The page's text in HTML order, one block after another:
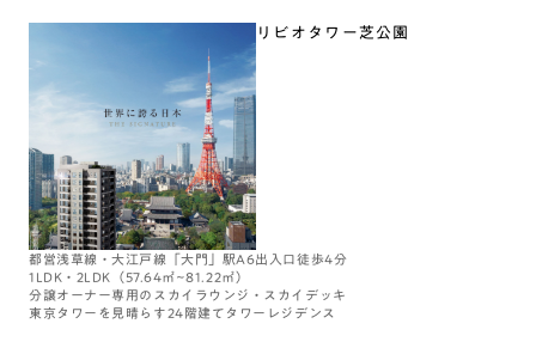
リビオタワー芝公園
都営浅草線・大江戸線「大門」駅A6出入口徒歩4分
1LDK・2LDK（57.64㎡~81.22㎡）
分譲オーナー専用のスカイラウンジ・スカイデッキ
東京タワーを見晴らす24階建てタワーレジデンス